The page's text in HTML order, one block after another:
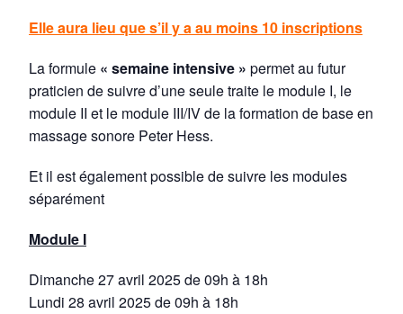
Elle aura lieu que s’il y a au moins 10 inscriptions
La formule « semaine intensive » permet au futur
praticien de suivre d’une seule traite le module I, le
module II et le module III/IV de la formation de base en
massage sonore Peter Hess.
Et il est également possible de suivre les modules
séparément
Module I
Dimanche 27 avril 2025 de 09h à 18h
Lundi 28 avril 2025 de 09h à 18h